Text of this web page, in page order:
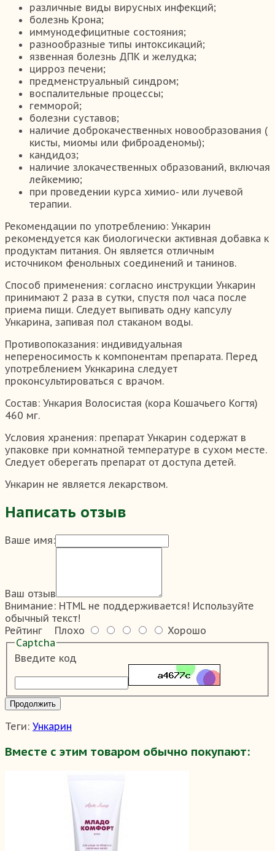
различные виды вирусных инфекций;
болезнь Крона;
иммунодефицитные состояния;
разнообразные типы интоксикаций;
язвенная болезнь ДПК и желудка;
цирроз печени;
предменструальный синдром;
воспалительные процессы;
гемморой;
болезни суставов;
наличие доброкачественных новообразования (
кисты, миомы или фиброаденомы);
кандидоз;
наличие злокачественных образований, включая
лейкемию;
при проведении курса химио- или лучевой
терапии.
Рекомендации по употреблению: Ункарин
рекомендуется как биологически активная добавка к
продуктам питания. Он является отличным
источником фенольных соединений и танинов.
Способ применения: согласно инструкции Ункарин
принимают 2 раза в сутки, спустя пол часа после
приема пищи. Следует выпивать одну капсулу
Ункарина, запивая пол стаканом воды.
Противопоказания: индивидуальная
непереносимость к компонентам препарата. Перед
употреблением Укнкарина следует
проконсультироваться с врачом.
Состав: Ункария Волосистая (кора Кошачьего Когтя)
460 мг.
Условия хранения: препарат Ункарин содержат в
упаковке при комнатной температуре в сухом месте.
Следует оберегать препарат от доступа детей.
Ункарин не является лекарством.
Написать отзыв
Ваше имя:
Ваш отзыв
Внимание: HTML не поддерживается! Используйте
обычный текст!
Рейтинг Плохо
Хорошо
Captcha
Введите код
Продолжить
Теги: Ункарин
Вместе с этим товаром обычно покупают: